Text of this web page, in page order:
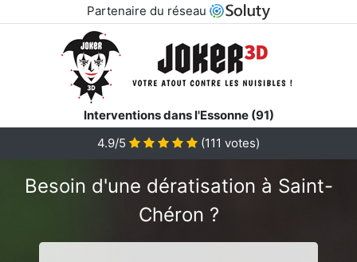
Partenaire du réseau
Interventions dans l'Essonne (91)
4.9/5 (111 votes)
Besoin d'une dératisation à Saint-
Chéron ?